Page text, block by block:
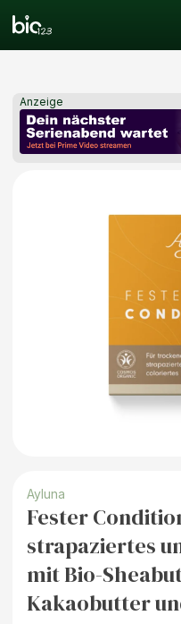
Anzeige
Ayluna
Fester
strapaziertes
mit Bio-
Kakaobutter